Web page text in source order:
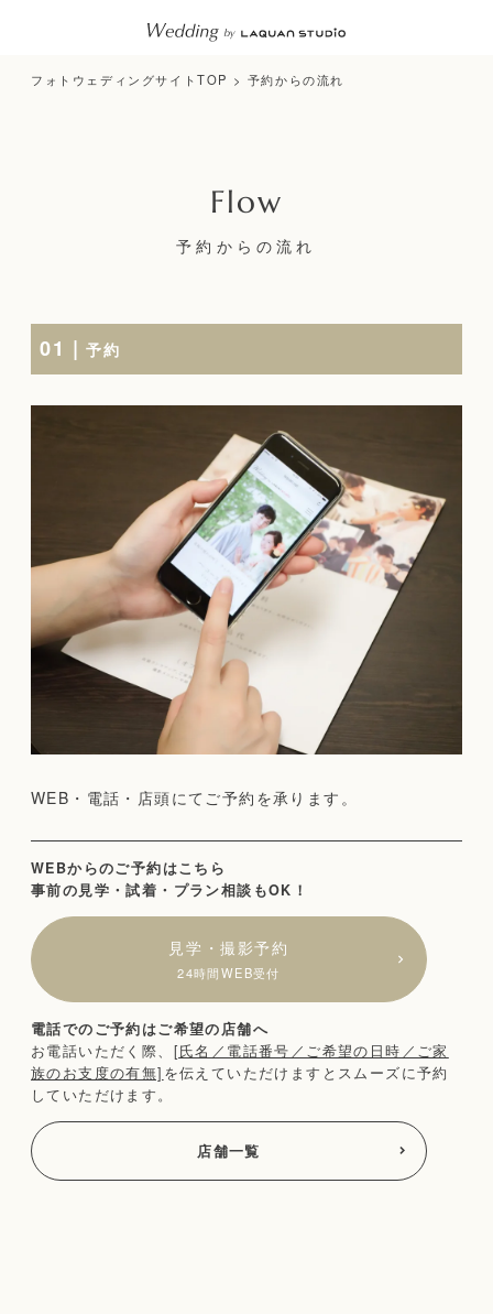
フォトウェディングサイトTOP > 予約からの流れ
予約からの流れ
01 |予約
WEB・電話・店頭にてご予約を承ります。
WEBからのご予約はこちら
事前の見学・試着・プラン相談もOK！
見学・撮影予約
24時間WEB受付
電話でのご予約はご希望の店舗へ
お電話いただく際、 [氏名／電話番号／ご希望の日時／ご家
族のお支度の有無] を伝えていただけますとスムーズに予約
していただけます。
店舗一覧